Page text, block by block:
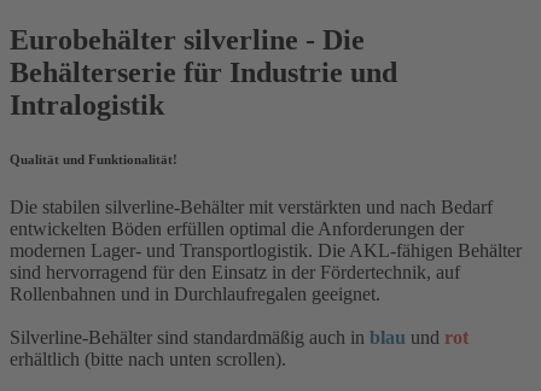
Eurobehälter silverline - Die
Behälterserie für Industrie und
Intralogistik
Qualität und Funktionalität!
Die stabilen silverline-Behälter mit verstärkten und nach Bedarf
entwickelten Böden erfüllen optimal die Anforderungen der
modernen Lager- und Transportlogistik. Die AKL-fähigen Behälter
sind hervorragend für den Einsatz in der Fördertechnik, auf
Rollenbahnen und in Durchlaufregalen geeignet.
Silverline-Behälter sind standardmäßig auch in blau und rot
erhältlich (bitte nach unten scrollen).